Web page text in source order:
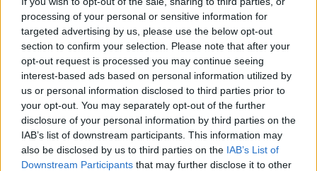
processing of your personal or sensitive information for
targeted advertising by us, please use the below opt-out
section to confirm your selection. Please note that after your
opt-out request is processed you may continue seeing
interest-based ads based on personal information utilized by
us or personal information disclosed to third parties prior to
your opt-out. You may separately opt-out of the further
disclosure of your personal information by third parties on the
IAB’s list of downstream participants. This information may
also be disclosed by us to third parties on the IAB’s List of
Downstream Participants that may further disclose it to other
Edellinen artikkeli
Vihje EM-kisoihin: Saksa –
Tanska | 29.6. klo 22:00
Seuraava artikkeli
Vihje EM-kisoihin: Espanja –
Georgia | 30.6. klo 22:00